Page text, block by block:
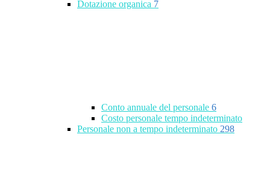
Dotazione organica 7
Conto annuale del personale 6
Costo personale tempo indeterminato
Personale non a tempo indeterminato 298